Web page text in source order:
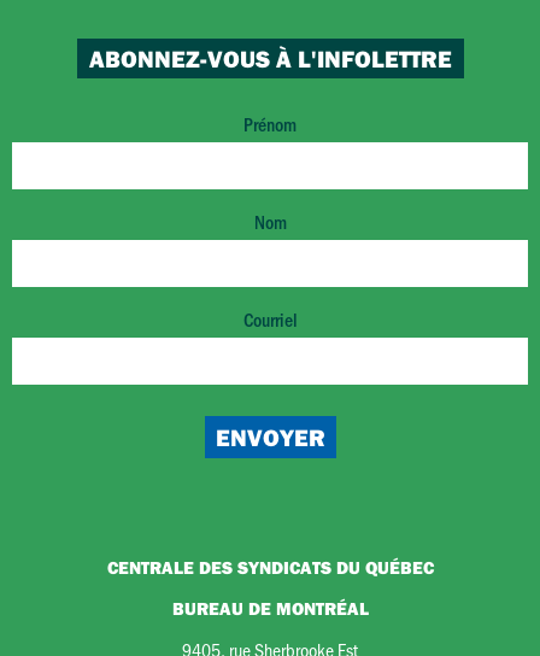
ABONNEZ-VOUS À L'INFOLETTRE
Prénom
Nom
Courriel
CENTRALE DES SYNDICATS DU QUÉBEC
BUREAU DE MONTRÉAL
9405, rue Sherbrooke Est